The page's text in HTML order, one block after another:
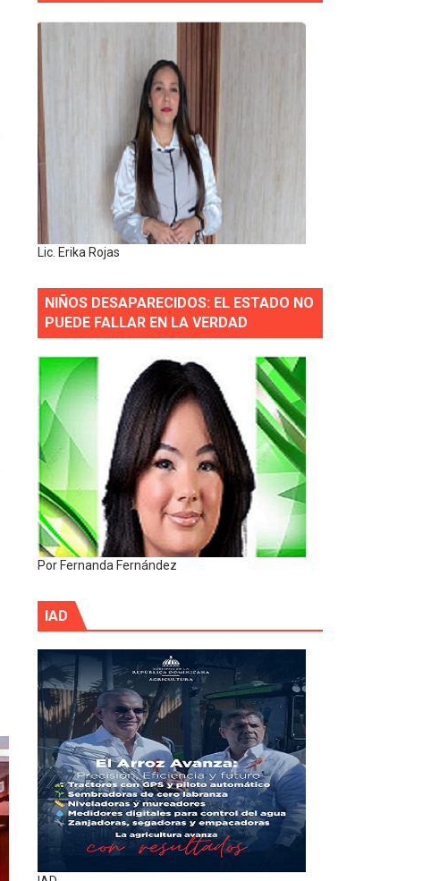
Reforestación en Manabao
Lic. Erika Rojas
NIÑOS DESAPARECIDOS: EL ESTADO NO
PUEDE FALLAR EN LA VERDAD
Por Fernanda Fernández
IAD